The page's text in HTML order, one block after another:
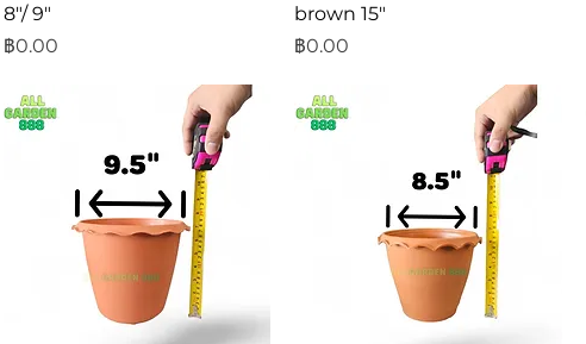
8"/ 9"
ราคา
฿0.00
brown 15"
ราคา
฿0.00